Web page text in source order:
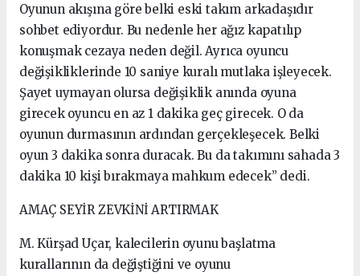
Oyunun akışına göre belki eski takım arkadaşıdır
sohbet ediyordur. Bu nedenle her ağız kapatılıp
konuşmak cezaya neden değil. Ayrıca oyuncu
değişikliklerinde 10 saniye kuralı mutlaka işleyecek.
Şayet uymayan olursa değişiklik anında oyuna
girecek oyuncu en az 1 dakika geç girecek. O da
oyunun durmasının ardından gerçekleşecek. Belki
oyun 3 dakika sonra duracak. Bu da takımını sahada 3
dakika 10 kişi bırakmaya mahkum edecek” dedi.
AMAÇ SEYİR ZEVKİNİ ARTIRMAK
M. Kürşad Uçar, kalecilerin oyunu başlatma
kurallarının da değiştiğini ve oyunu